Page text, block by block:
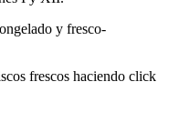
y fresco-
frescos haciendo click